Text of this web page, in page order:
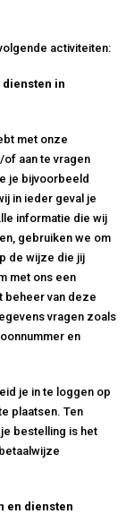
activiteiten:
in
met onze
aan te vragen
je bijvoorbeeld
in ieder geval je
informatie die wij
gebruiken we om
de wijze die jij
met ons een
beheer van deze
vragen zoals
en
je in te loggen op
plaatsen. Ten
bestelling is het
en diensten